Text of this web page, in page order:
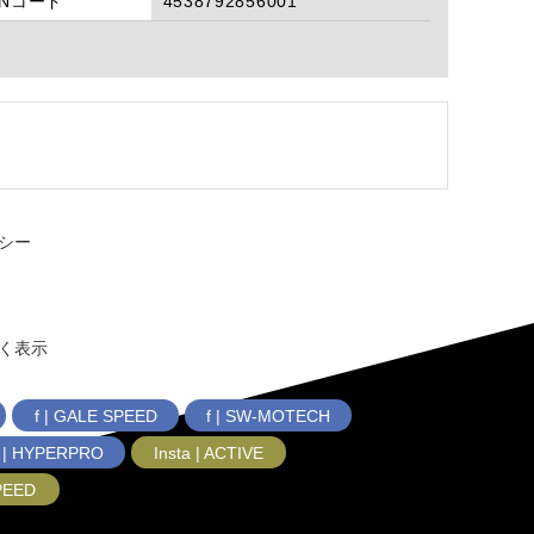
ー
表示
f | GALE SPEED
f | SW-MOTECH
HYPERPRO
Insta | ACTIVE